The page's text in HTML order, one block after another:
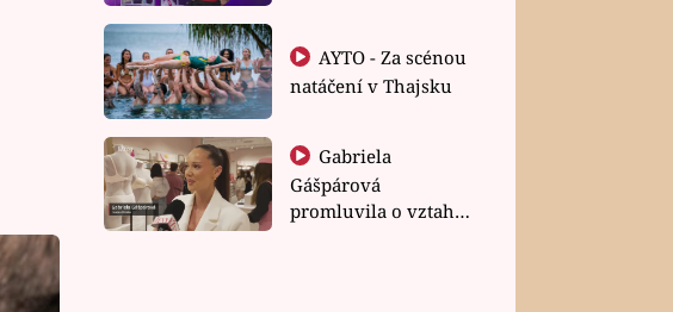
natáčení v Thajsku
Gabriela
Gášpárová
promluvila o vztahu